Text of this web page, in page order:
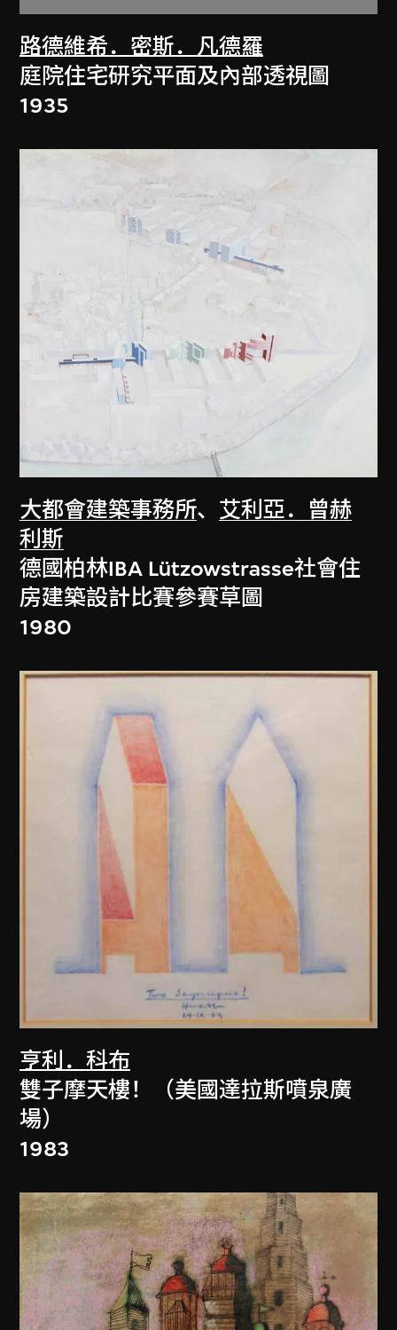
路德維希．密斯．凡德羅
庭院住宅研究平面及內部透視圖
1935
大都會建築事務所、 艾利亞．曾赫
利斯
德國柏林IBA Lützowstrasse社會住
房建築設計比賽參賽草圖
1980
亨利．科布
雙子摩天樓！（美國達拉斯噴泉廣
場）
1983